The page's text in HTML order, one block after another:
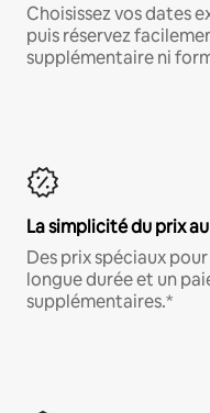
Choisissez vos dates
puis réservez
supplémentaire ni
La simplicité du prix
Des prix spéciaux
longue durée et un
supplémentaires.*